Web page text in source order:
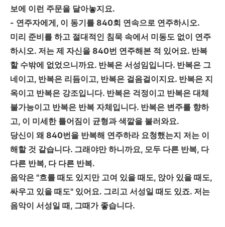
보에 이런 주문을 달아놓지요.
- 연주자에게, 이 동기를 840회 연속으로 연주하시오.
미리 준비를 하고 절대적인 침묵 속에서 미동도 없이 연주
하시오. 저는 제 자신을 840번 연주해본 적 있어요. 반복
할 수밖에 없었으니까요. 반복은 서성임입니다. 반복은 그
네이고, 반복은 리듬이고, 반복은 걸음걸이지요. 반복은 지
옥이고 반복은 강조입니다. 반복은 걱정이고 반복은 대체
불가능이고 반복은 반복 자체입니다. 반복은 변주를 향하
고, 이 미세한 틀어짐이 균형과 색깔을 불러와요.
당신이 왜 840번을 반복해 연주하라 요청했는지 저는 이
해할 것 같습니다. 그래야만 하니까요, 모두 다른 반복, 다
다른 반복, 다 다른 반복.
음악은 "흐를 때도 있지만 고여 있을 때도, 앉아 있을 때도,
싸우고 있을 때도" 있어요. 그리고 서성일 때도 있죠. 저는
음악이 서성일 때, 그때가 좋습니다.